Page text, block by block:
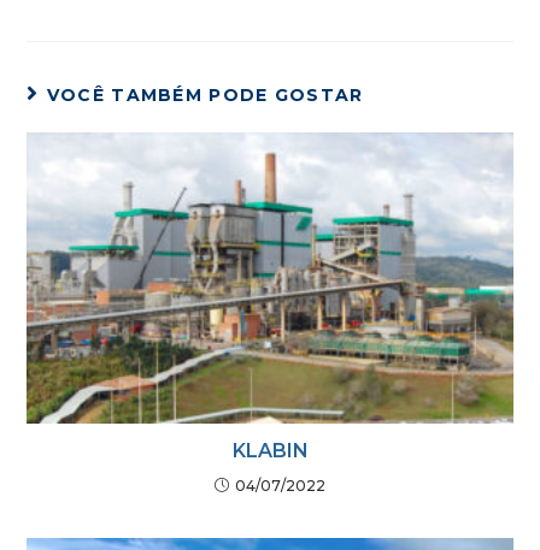
VOCÊ TAMBÉM PODE GOSTAR
KLABIN
04/07/2022